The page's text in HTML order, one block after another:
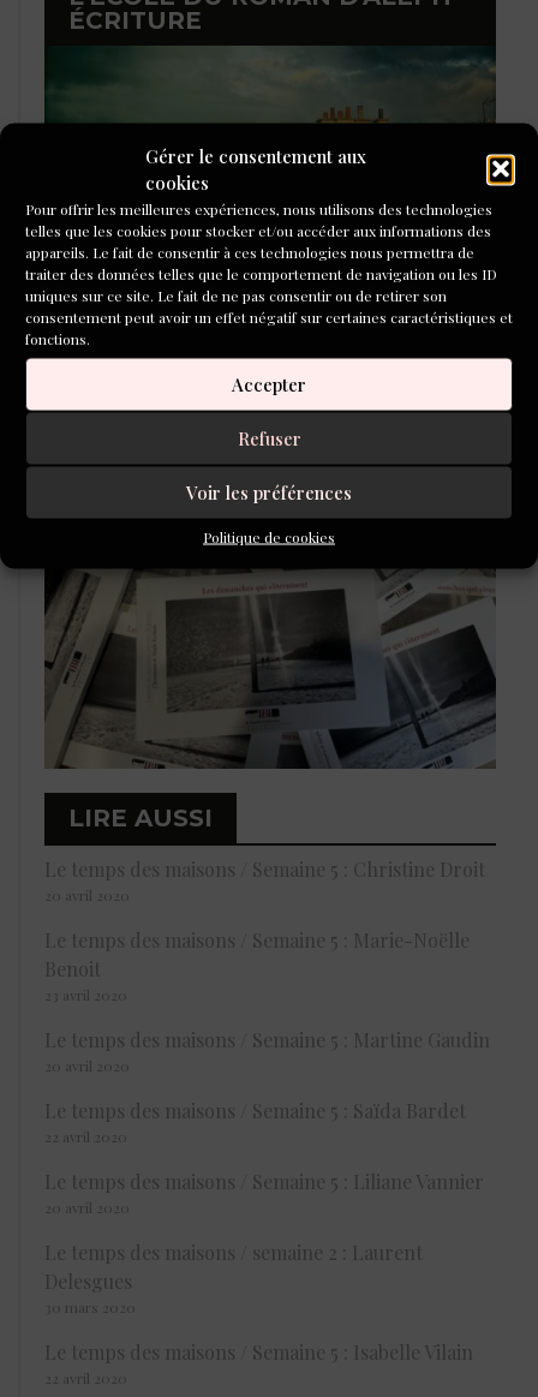
Gérer le consentement aux
cookies
Pour offrir les meilleures expériences, nous utilisons des technologies
telles que les cookies pour stocker et/ou accéder aux informations des
appareils. Le fait de consentir à ces technologies nous permettra de
traiter des données telles que le comportement de navigation ou les ID
uniques sur ce site. Le fait de ne pas consentir ou de retirer son
consentement peut avoir un effet négatif sur certaines caractéristiques et
fonctions.
Accepter
Refuser
Voir les préférences
Politique de cookies
ÉCRITURE
LIBRAIRIE DE L’INVENTOIRE
LIRE AUSSI
Le temps des maisons / Semaine 5 : Christine Droit
20 avril 2020
Le temps des maisons / Semaine 5 : Marie-Noëlle
Benoit
23 avril 2020
Le temps des maisons / Semaine 5 : Martine Gaudin
20 avril 2020
Le temps des maisons / Semaine 5 : Saïda Bardet
22 avril 2020
Le temps des maisons / Semaine 5 : Liliane Vannier
20 avril 2020
Le temps des maisons / semaine 2 : Laurent
Delesgues
30 mars 2020
Le temps des maisons / Semaine 5 : Isabelle Vilain
22 avril 2020